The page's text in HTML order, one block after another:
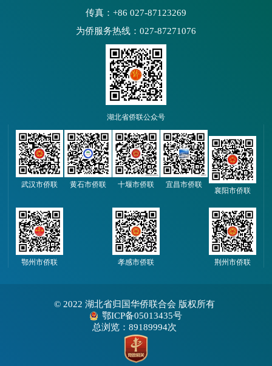
传真：+86 027-87123269
为侨服务热线：027-87271076
湖北省侨联公众号
武汉市侨联 黄石市侨联 十堰市侨联 宜昌市侨联
襄阳市侨联
鄂州市侨联 孝感市侨联 荆州市侨联
© 2022 湖北省归国华侨联合会 版权所有
鄂ICP备05013435号
总浏览：89189994次